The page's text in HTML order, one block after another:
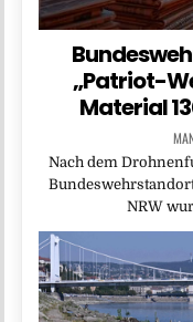
„Patriot-
Material
Nach dem
NRW